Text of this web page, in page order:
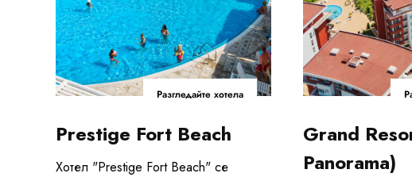
Разгледайте хотела
Prestige Fort Beach
Хотел "Prestige Fort Beach" се
Grand
Panorama)